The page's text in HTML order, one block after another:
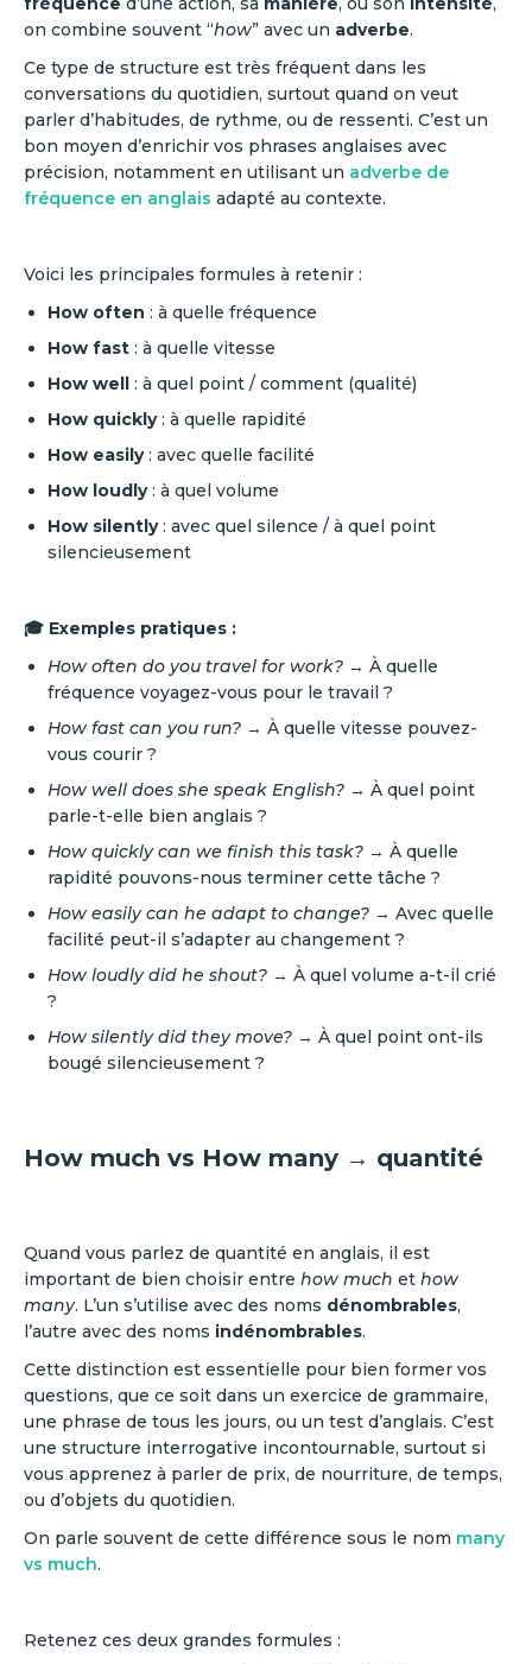
on combine souvent “how” avec un adverbe.
Ce type de structure est très fréquent dans les
conversations du quotidien, surtout quand on veut
parler d’habitudes, de rythme, ou de ressenti. C’est un
bon moyen d’enrichir vos phrases anglaises avec
précision, notamment en utilisant un adverbe de
fréquence en anglais adapté au contexte.
Voici les principales formules à retenir :
How often : à quelle fréquence
How fast : à quelle vitesse
How well : à quel point / comment (qualité)
How quickly: à quelle rapidité
How easily: avec quelle facilité
How loudly: à quel volume
How silently: avec quel silence / à quel point
silencieusement
🎓 Exemples pratiques :
How often do you travel for work? → À quelle
fréquence voyagez-vous pour le travail ?
How fast can you run? → À quelle vitesse pouvez-
vous courir ?
How well does she speak English? → À quel point
parle-t-elle bien anglais ?
How quickly can we finish this task? → À quelle
rapidité pouvons-nous terminer cette tâche ?
How easily can he adapt to change? → Avec quelle
facilité peut-il s’adapter au changement ?
How loudly did he shout? → À quel volume a-t-il crié
?
How silently did they move? → À quel point ont-ils
bougé silencieusement ?
How much vs How many → quantité
Quand vous parlez de quantité en anglais, il est
important de bien choisir entre how much et how
many. L’un s’utilise avec des noms dénombrables,
l’autre avec des noms indénombrables.
Cette distinction est essentielle pour bien former vos
questions, que ce soit dans un exercice de grammaire,
une phrase de tous les jours, ou un test d’anglais. C’est
une structure interrogative incontournable, surtout si
vous apprenez à parler de prix, de nourriture, de temps,
ou d’objets du quotidien.
On parle souvent de cette différence sous le nom many
vs much.
Retenez ces deux grandes formules :